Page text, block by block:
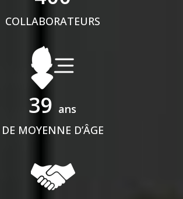
COLLABORATEURS
39 ans
DE MOYENNE D’ÂGE